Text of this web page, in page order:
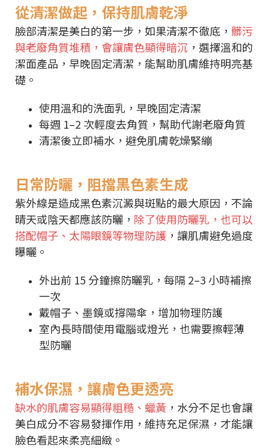
從清潔做起，保持肌膚乾淨
臉部清潔是美白的第一步，如果清潔不徹底， 髒污
與老廢角質堆積，會讓膚色顯得暗沉 ，選擇溫和的
潔面產品，早晚固定清潔，能幫助肌膚維持明亮基
礎。
使用溫和的洗面乳，早晚固定清潔
每週 1–2 次輕度去角質，幫助代謝老廢角質
清潔後立即補水，避免肌膚乾燥緊繃
日常防曬，阻擋黑色素生成
紫外線是造成黑色素沉澱與斑點的最大原因，不論
晴天或陰天都應該防曬， 除了使用防曬乳，也可以
搭配帽子、太陽眼鏡等物理防護 ，讓肌膚避免過度
曝曬。
外出前 15 分鐘擦防曬乳，每隔 2–3 小時補擦
一次
戴帽子、墨鏡或撐陽傘，增加物理防護
室內長時間使用電腦或燈光，也需要擦輕薄
型防曬
補水保濕，讓膚色更透亮
缺水的肌膚容易顯得粗糙、蠟黃 ，水分不足也會讓
美白成分不容易發揮作用，維持充足保濕，才能讓
臉色看起來柔亮細緻。